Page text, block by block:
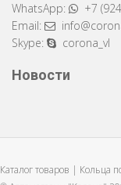
WhatsApp:
+7
Email:
Skype:
corona_vl
Новости
Каталог товаров |